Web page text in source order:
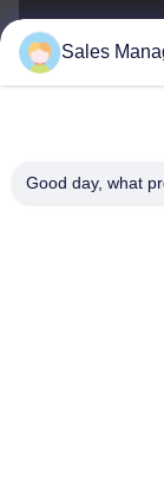
Sales
Good day, what